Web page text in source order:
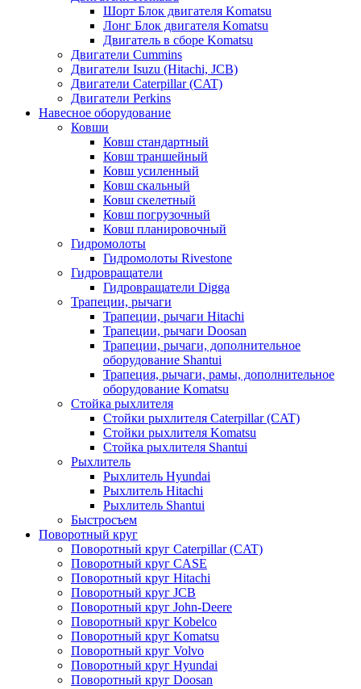
Шорт Блок двигателя Komatsu
Лонг Блок двигателя Komatsu
Двигатель в сборе Komatsu
Двигатели Cummins
Двигатели Isuzu (Hitachi, JCB)
Двигатели Caterpillar (CAT)
Двигатели Perkins
Навесное оборудование
Ковши
Ковш стандартный
Ковш траншейный
Ковш усиленный
Ковш скальный
Ковш скелетный
Ковш погрузочный
Ковш планировочный
Гидромолоты
Гидромолоты Rivestone
Гидровращатели
Гидровращатели Digga
Трапеции, рычаги
Трапеции, рычаги Hitachi
Трапеции, рычаги Doosan
Трапеции, рычаги, дополнительное
оборудование Shantui
Трапеция, рычаги, рамы, дополнительное
оборудование Komatsu
Стойка рыхлителя
Стойки рыхлителя Caterpillar (CAT)
Стойки рыхлителя Komatsu
Стойка рыхлителя Shantui
Рыхлитель
Рыхлитель Hyundai
Рыхлитель Hitachi
Рыхлитель Shantui
Быстросъем
Поворотный круг
Поворотный круг Caterpillar (CAT)
Поворотный круг CASE
Поворотный круг Hitachi
Поворотный круг JCB
Поворотный круг John-Deere
Поворотный круг Kobelco
Поворотный круг Komatsu
Поворотный круг Volvo
Поворотный круг Hyundai
Поворотный круг Doosan